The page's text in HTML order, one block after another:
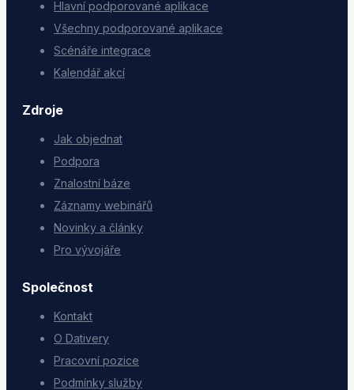
Hlavní podporované aplikace
Všechny podporované aplikace
Scénáře integrace
Kalendář akcí
Zdroje
Jak objednat
Podpora
Znalostní báze
Záznamy webinářů
Novinky a články
Pro vývojáře
Společnost
Kontakt
O Dativery
Pracovní pozice
Podmínky služby